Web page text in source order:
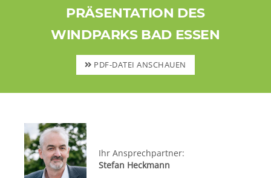
PRÄSENTATION DES
WINDPARKS BAD ESSEN
PDF-DATEI ANSCHAUEN
Ihr Ansprechpartner:
Stefan Heckmann